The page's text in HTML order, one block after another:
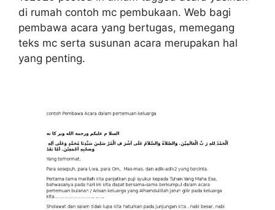
di rumah contoh mc pembukaan. Web bagi
pembawa acara yang bertugas, memegang
teks mc serta susunan acara merupakan hal
yang penting.